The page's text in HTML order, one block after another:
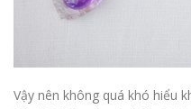
Vậy nên không quá khó hiểu